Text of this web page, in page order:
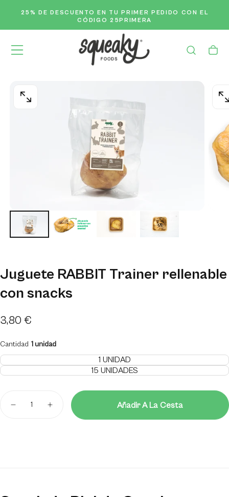
Saltar
Contenido
25% DE DESCUENTOEN TU PRIMER PEDIDO CON EL
CÓDIGO 25PRIMERA
1
Juguete RABBIT Trainer rellenable
con snacks
Precio
3,80 €
Cantidad 1 unidad
1 UNIDADVARIANTE
AGOTADA
15 UNIDADES
VARIANTE
O
DISPONIBLE
Disminuir
Aumentar
cantidad
Añadir A La Cesta